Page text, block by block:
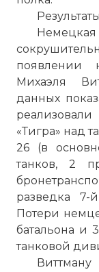
появлении
Михаэля
данных
«Тигра» над
26 (в
танков, 2
разведка 7-
Потери
батальона и
танковой